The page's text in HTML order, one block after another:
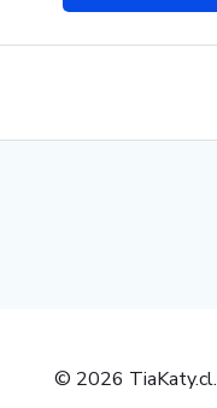
© 2026